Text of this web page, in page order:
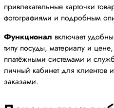
привлекательные карточки
фотографиями и подробным
Функционал включает
типу посуды, материалу и
платёжными системами и
личный кабинет для клиентов
заказами.